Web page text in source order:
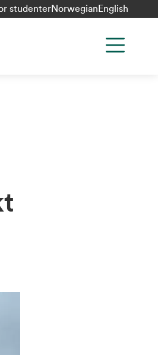
studenterNorwegian English